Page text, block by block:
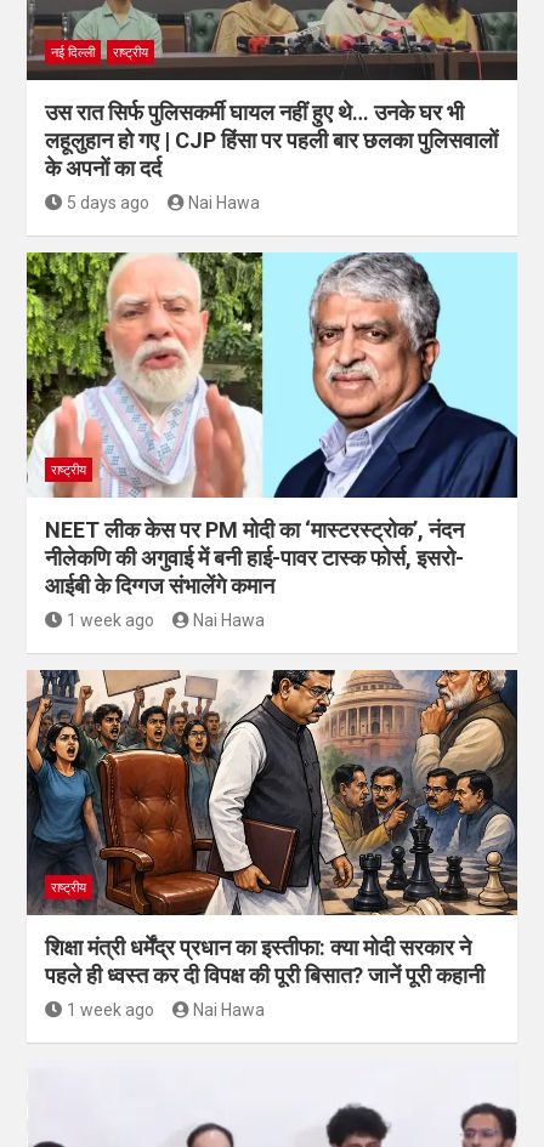
नई दिल्ली राष्ट्रीय
उस रात सिर्फ पुलिसकर्मी घायल नहीं हुए थे… उनके घर भी
लहूलुहान हो गए | CJP हिंसा पर पहली बार छलका पुलिसवालों
के अपनों का दर्द
5 days ago Nai Hawa
राष्ट्रीय
NEET लीक केस पर PM मोदी का ‘मास्टरस्ट्रोक’, नंदन
नीलेकणि की अगुवाई में बनी हाई-पावर टास्क फोर्स, इसरो-
आईबी के दिग्गज संभालेंगे कमान
1 week ago Nai Hawa
राष्ट्रीय
शिक्षा मंत्री धर्मेंद्र प्रधान का इस्तीफा: क्या मोदी सरकार ने
पहले ही ध्वस्त कर दी विपक्ष की पूरी बिसात? जानें पूरी कहानी
1 week ago Nai Hawa